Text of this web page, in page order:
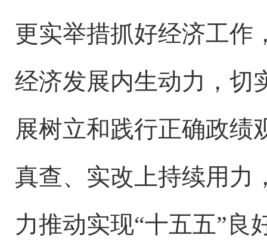
更实举措抓好经济工作
经济发展内生动力，切
展树立和践行正确政绩
真查、实改上持续用力
力推动实现“十五五”良